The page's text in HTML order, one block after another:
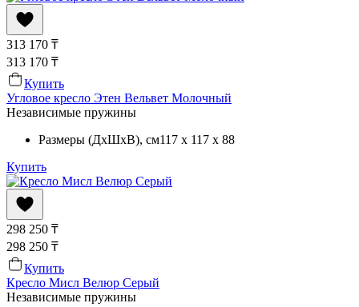
313 170 ₸
313 170 ₸
Купить
Угловое кресло Этен Вельвет Молочный
Независимые пружины
Размеры (ДхШхВ), см117 x 117 x 88
Купить
298 250 ₸
298 250 ₸
Купить
Кресло Мисл Велюр Серый
Независимые пружины